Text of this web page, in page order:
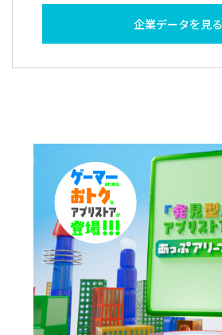
企業データを見る